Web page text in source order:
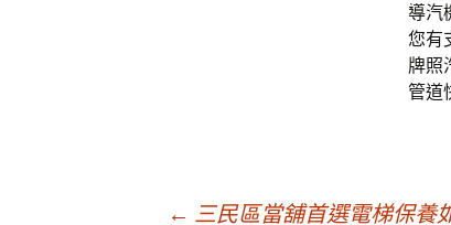
導汽
您有
牌照
管道
← 三民區當舖首選電梯保養